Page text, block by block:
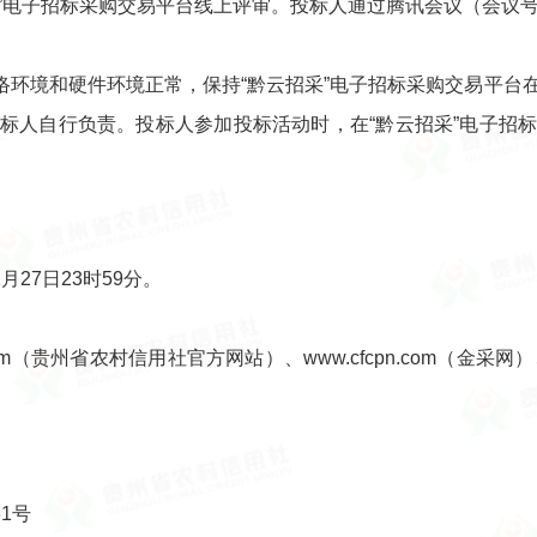
子招标采购交易平台线上评审。投标人通过腾讯会议（会议
境和硬件环境正常，保持“黔云招采”电子招标采购交易平
人自行负责。投标人参加投标活动时，在“黔云招采”电子招
27日23时59分。
贵州省农村信用社官方网站）、www.cfcpn.com（金采网
号